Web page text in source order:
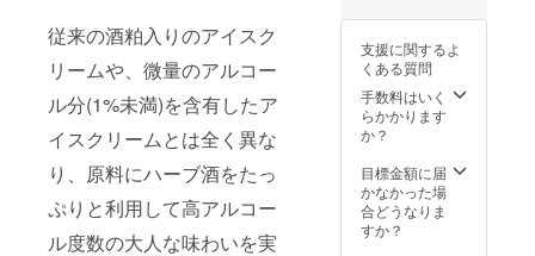
従来の酒粕入りのアイスク
リームや、微量のアルコー
ル分(1%未満)を含有したア
イスクリームとは全く異な
り、原料にハーブ酒をたっ
ぷりと利用して高アルコー
ル度数の大人な味わいを実
致しま
本製品
にはア
ルコー
ルが含
まれて
め20歳
未満の
方、妊
娠中・
ださ
い。
娠中・
授乳中
の方、
自動
車・バ
イク・
転され
る予定
のある
歳未満
の方の
ご購入
はご遠
慮くだ
さい。
年12月
を予定
してお
だけま
す。 ※
お店も
ヨイス
リター
ンは
ヨイ
ス。 ※
クール
よいよ
（税
抜）＋
送料870
円 ※超
最速リ
は625円
お得で
ヨイ
ス。 ※
支援に関するよ
くある質問
手数料はいく
らかかります
か？
目標金額に届
かなかった場
合どうなりま
すか？